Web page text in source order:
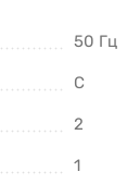
50 Гц
C
2
1